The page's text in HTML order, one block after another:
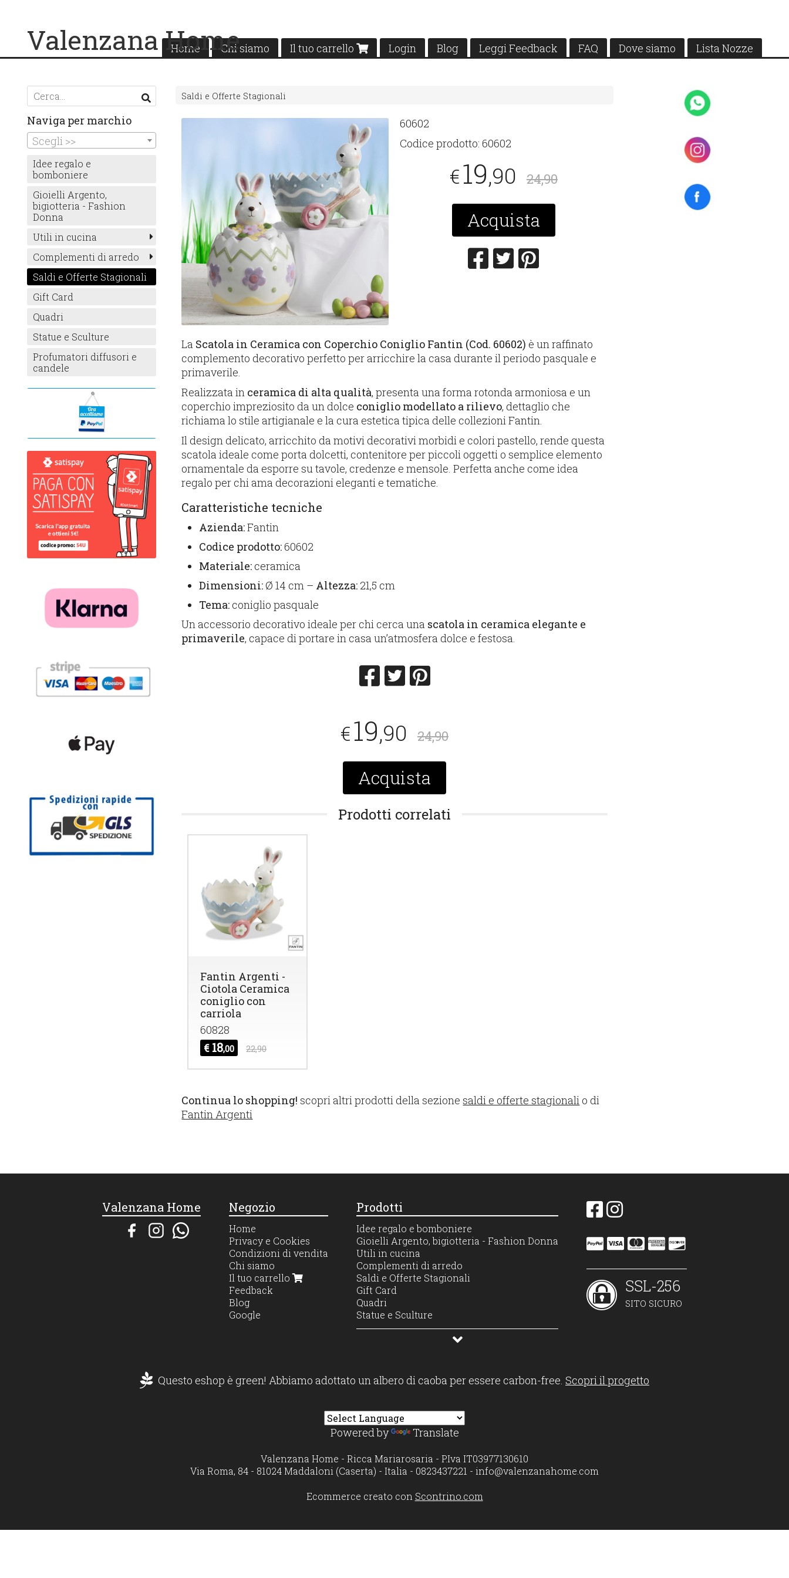
Home Chi siamo Il tuo carrello Login Blog Leggi Feedback FAQ Dove siamo Lista Nozze
Valenzana Home
Saldi e Offerte Stagionali
60602
Codice prodotto:60602
€19,90 24,90
Acquista
La Scatola in Ceramica con Coperchio Coniglio Fantin (Cod. 60602) è un raffinato
complemento decorativo perfetto per arricchire la casa durante il periodo pasquale e
primaverile.
Realizzata in ceramica di alta qualità, presenta una forma rotonda armoniosa e un
coperchio impreziosito da un dolce coniglio modellato a rilievo, dettaglio che
richiama lo stile artigianale e la cura estetica tipica delle collezioni Fantin.
Il design delicato, arricchito da motivi decorativi morbidi e colori pastello, rende questa
scatola ideale come porta dolcetti, contenitore per piccoli oggetti o semplice elemento
ornamentale da esporre su tavole, credenze e mensole. Perfetta anche come idea
regalo per chi ama decorazioni eleganti e tematiche.
Caratteristiche tecniche
Azienda:Fantin
Codice prodotto:60602
Materiale: ceramica
Dimensioni:Ø 14 cm – Altezza: 21,5 cm
Tema: coniglio pasquale
Un accessorio decorativo ideale per chi cerca una scatola in ceramica elegante e
primaverile, capace di portare in casa un’atmosfera dolce e festosa.
€19,90 24,90
Acquista
Prodotti correlati
Fantin Argenti -
Ciotola Ceramica
coniglio con
carriola
60828
€ 18,00 22,90
Continua lo shopping! scopri altri prodotti della sezionesaldi e offerte stagionali o di
Fantin Argenti
Naviga per marchio
Scegli >>
Idee regalo e
bomboniere
Gioielli Argento,
bigiotteria - Fashion
Donna
Utili in cucina
Complementi di arredo
Saldi e Offerte Stagionali
Gift Card
Quadri
Statue e Sculture
Profumatori diffusori e
candele
Valenzana Home Negozio
Home
Privacy e Cookies
Condizioni di vendita
Chi siamo
Il tuo carrello
Feedback
Blog
Google
Prodotti
Idee regalo e bomboniere
Gioielli Argento, bigiotteria - Fashion Donna
Utili in cucina
Complementi di arredo
Saldi e Offerte Stagionali
Gift Card
Quadri
Statue e Sculture
Profumatori diffusori e candele
SSL-256
SITO SICURO
Questo eshop è green! Abbiamo adottato un albero di caoba per essere carbon-free. Scopri il progetto
Powered by Translate
Valenzana Home - Ricca Mariarosaria - P.Iva IT03977130610
Via Roma, 84 - 81024 Maddaloni (Caserta) - Italia - 0823437221 - info@valenzanahome.com
Ecommerce creato con Scontrino.com